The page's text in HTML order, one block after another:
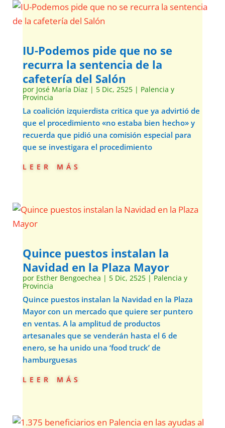
IU-Podemos pide que no se
recurra la sentencia de la
cafetería del Salón
por José María Díaz | 5 Dic, 2525| Palencia y
Provincia
La coalición izquierdista critica que ya advirtió de
que el procedimiento «no estaba bien hecho» y
recuerda que pidió una comisión especial para
que se investigara el procedimiento
leer más
Quince puestos instalan la
Navidad en la Plaza Mayor
por Esther Bengoechea | 5 Dic, 2525| Palencia y
Provincia
Quince puestos instalan la Navidad en la Plaza
Mayor con un mercado que quiere ser puntero
en ventas. A la amplitud de productos
artesanales que se venderán hasta el 6 de
enero, se ha unido una ‘food truck’ de
hamburguesas
leer más